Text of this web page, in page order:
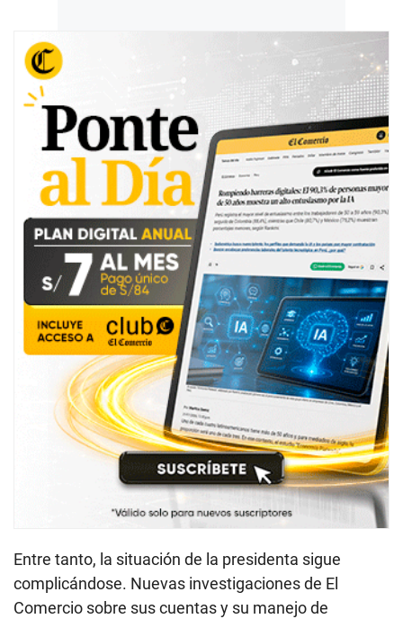
Entre tanto, la situación de la presidenta sigue
complicándose. Nuevas investigaciones de El
Comercio sobre sus cuentas y su manejo de